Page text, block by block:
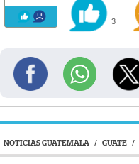
3
NOTICIAS GUATEMALA / GUATE /